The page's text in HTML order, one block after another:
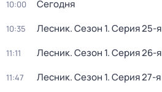
10:00 Сегодня
10:35 Лесник. Сезон 1. Серия 25-я
11:11 Лесник. Сезон 1. Серия 26-я
11:47 Лесник. Сезон 1. Серия 27-я